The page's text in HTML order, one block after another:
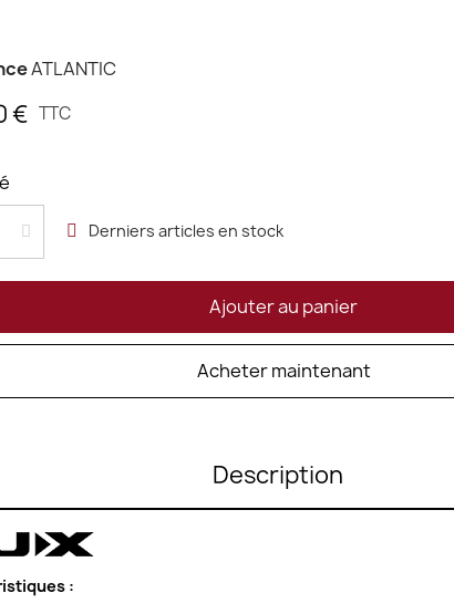
ATLANTIC
€ TTC
Derniers articles en stock
Ajouter au panier
Acheter maintenant
Description
: